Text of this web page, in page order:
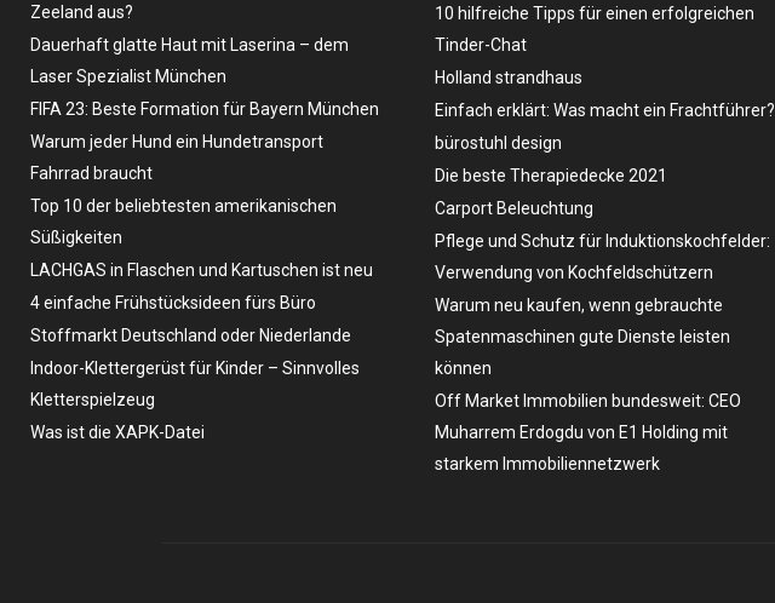
Zeeland aus?
Dauerhaft glatte Haut mit Laserina – dem
Laser Spezialist München
FIFA 23: Beste Formation für Bayern München
Warum jeder Hund ein Hundetransport
Fahrrad braucht
Top 10 der beliebtesten amerikanischen
Süßigkeiten
LACHGAS in Flaschen und Kartuschen ist neu
4 einfache Frühstücksideen fürs Büro
Stoffmarkt Deutschland oder Niederlande
Indoor-Klettergerüst für Kinder – Sinnvolles
Kletterspielzeug
Was ist die XAPK-Datei
10 hilfreiche Tipps für einen erfolgreichen
Tinder-Chat
Holland strandhaus
Einfach erklärt: Was macht ein Frachtführer?
bürostuhl design
Die beste Therapiedecke 2021
Carport Beleuchtung
Pflege und Schutz für Induktionskochfelder:
Verwendung von Kochfeldschützern
Warum neu kaufen, wenn gebrauchte
Spatenmaschinen gute Dienste leisten
können
Off Market Immobilien bundesweit: CEO
Muharrem Erdogdu von E1 Holding mit
starkem Immobiliennetzwerk